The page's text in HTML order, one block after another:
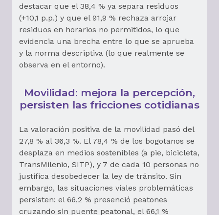
destacar que el 38,4 % ya separa residuos
(+10,1 p.p.) y que el 91,9 % rechaza arrojar
residuos en horarios no permitidos, lo que
evidencia una brecha entre lo que se aprueba
y la norma descriptiva (lo que realmente se
observa en el entorno).
Movilidad: mejora la percepción,
persisten las fricciones cotidianas
La valoración positiva de la movilidad pasó del
27,8 % al 36,3 %. El 78,4 % de los bogotanos se
desplaza en medios sostenibles (a pie, bicicleta,
TransMilenio, SITP), y 7 de cada 10 personas no
justifica desobedecer la ley de tránsito. Sin
embargo, las situaciones viales problemáticas
persisten: el 66,2 % presenció peatones
cruzando sin puente peatonal, el 66,1 %